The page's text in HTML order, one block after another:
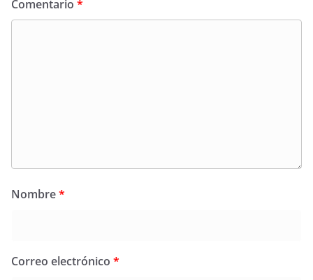
Comentario *
Nombre*
Correo electrónico *